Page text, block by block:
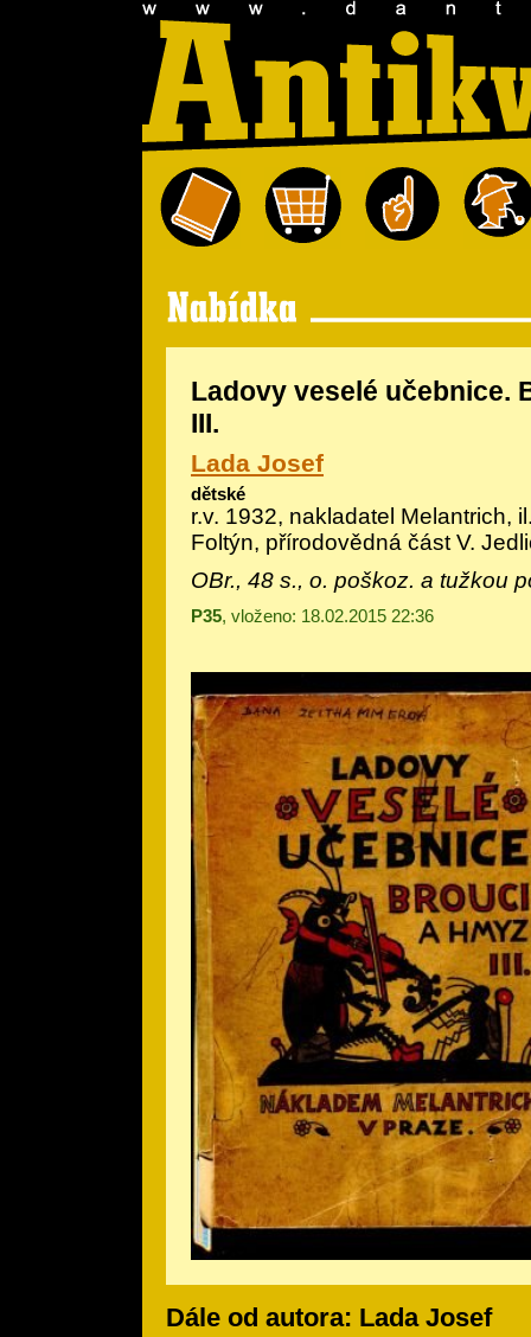
Ladovy veselé učebnice.
III.
Lada Josef
dětské
r.v. 1932, nakladatel Melantrich,
Foltýn, přírodovědná část V.
OBr., 48 s., o. poškoz. a tužkou
P35, vloženo: 18.02.2015 22:36
Dále od autora: Lada Josef